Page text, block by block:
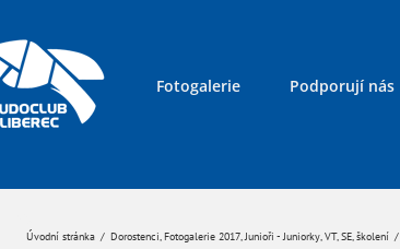
Fotogalerie Podporují nás
Úvodní stránka / Dorostenci Fotogalerie 2017 Junioři - Juniorky VT, SE, školení /